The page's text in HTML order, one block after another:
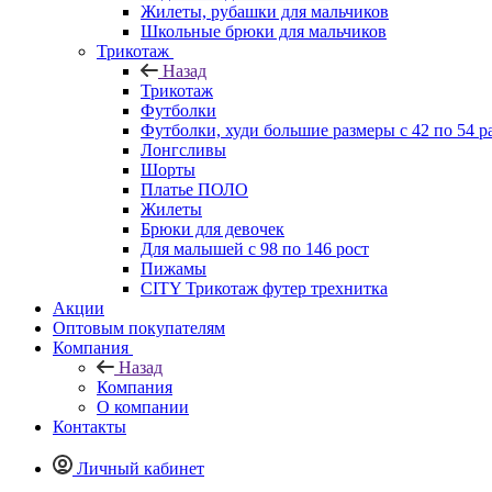
Жилеты, рубашки для мальчиков
Школьные брюки для мальчиков
Трикотаж
Назад
Трикотаж
Футболки
Футболки, худи большие размеры с 42 по 54
Лонгсливы
Шорты
Платье ПОЛО
Жилеты
Брюки для девочек
Для малышей с 98 по 146 рост
Пижамы
CITY Трикотаж футер трехнитка
Акции
Оптовым покупателям
Компания
Назад
Компания
О компании
Контакты
Личный кабинет